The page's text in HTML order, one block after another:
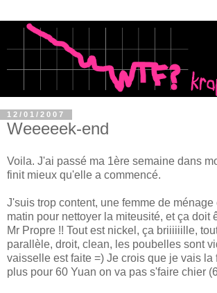
12/01/2007
Weeeeek-end
Voila. J'ai passé ma 1ère semaine dans
finit mieux qu'elle a commencé.
J'suis trop content, une femme de
matin pour nettoyer la miteusité, et ça doit
Mr Propre !! Tout est nickel, ça briiiiiille,
parallèle, droit, clean, les poubelles sont
vaisselle est faite =) Je crois que je vais la
plus pour 60 Yuan on va pas s'faire chier